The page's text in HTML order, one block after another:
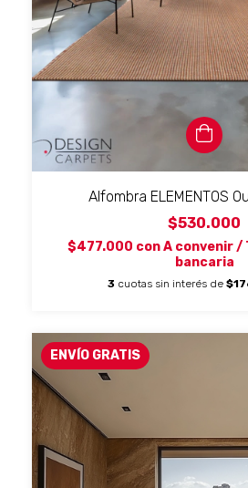
Alfombra ELEMENTOS
$530.000
$477.000 con A convenir /
bancaria
3 cuotas sin interés de
ENVÍO GRATIS